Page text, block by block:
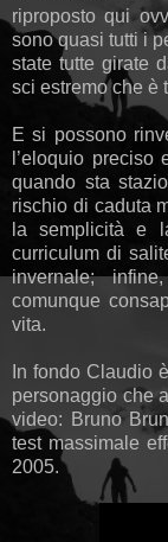
riproposto qui
sono quasi tutti i
state tutte girate
sci estremo che è
E si possono
l’eloquio
quando sta
rischio di caduta
la semplicità e
curriculum di
invernale;
comunque
vita.
In fondo Claudio
personaggio che
video: Bruno
test massimale
2005.